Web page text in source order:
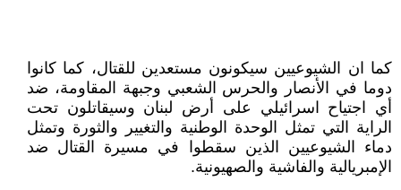
كما ان الشيوعيين سيكونون مستعدين للقتال، كما كانوا
دوما في الأنصار والحرس الشعبي وجبهة المقاومة، ضد
أي اجتياح اسرائيلي على أرض لبنان وسيقاتلون تحت
الراية التي تمثل الوحدة الوطنية والتغيير والثورة وتمثل
دماء الشيوعيين الذين سقطوا في مسيرة القتال ضد
الإمبريالية والفاشية والصهيونية.